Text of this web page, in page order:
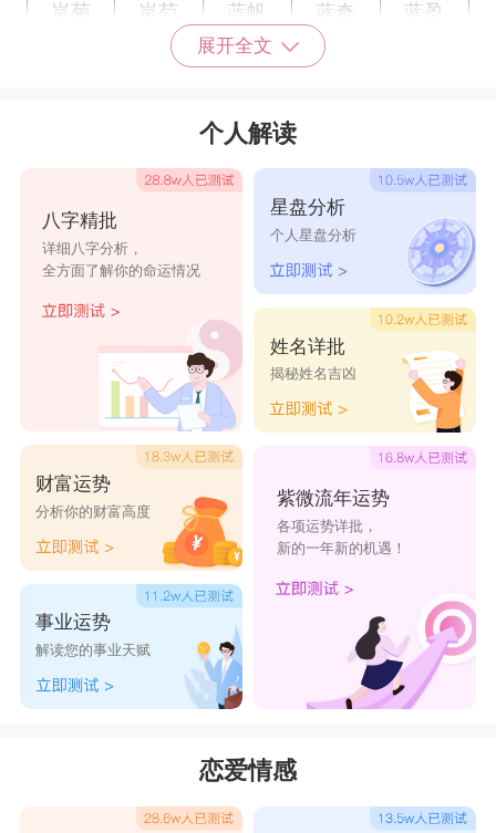
岚菊
岚芍 蓝帆 蓝奇
蓝盈
沂姿 沂芮 沂露
沂柳
沂媛 沂心 沂琪
沂蓝
沂盼
清滢
漫渱
润婉
嫣瑶 清韵
洁芝
芬泽 凌玉
流慕
沛蓉 清妍 澜琴
楠凌
淑芸 润丽 沐瑄
若源
雅沃
晓沁 清琬 淑然
展开全文
个人解读
八字精批
详细八字分析，
全方面了解你的命运情况
财富运势
分析你的财富高度
事业运势
解读您的事业天赋
星盘分析
个人星盘分析
姓名详批
揭秘姓名吉凶
紫微流年运势
各项运势详批，
新的一年新的机遇！
恋爱情感